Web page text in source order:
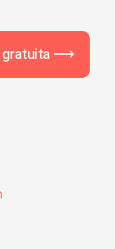
gratuita ⟶